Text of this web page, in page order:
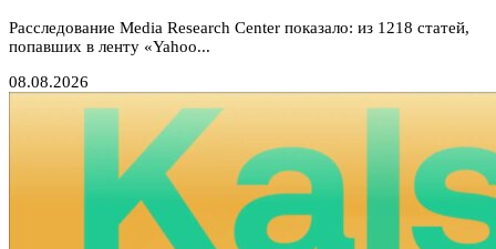
Расследование Media Research Center показало: из 1218 статей,
попавших в ленту «Yahoo...
08.08.2026